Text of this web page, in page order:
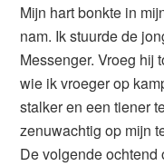
Mijn hart bonkte in
nam. Ik stuurde de
Messenger. Vroeg hij
wie ik vroeger op
stalker en een tiener
zenuwachtig op mijn
De volgende ochtend